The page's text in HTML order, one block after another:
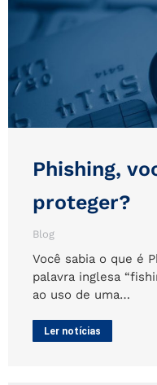
Phishing,
proteger?
Blog
Você sabia o que é
palavra inglesa
ao uso de uma…
Ler notícias